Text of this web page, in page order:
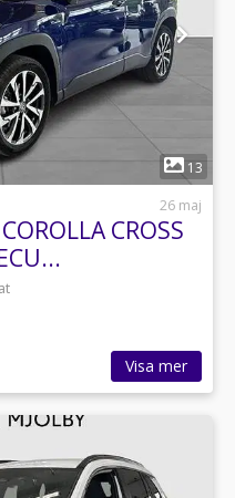
13
26 maj
CROSS
Visa mer